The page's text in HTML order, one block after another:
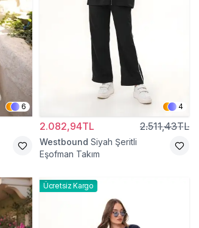
6 4
2.082,94TL 2.511,43TL
Westbound Siyah Şeritli
Eşofman Takım
Ücretsiz Kargo